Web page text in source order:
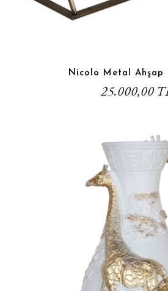
Nicolo Metal Ahşap
25.000,00